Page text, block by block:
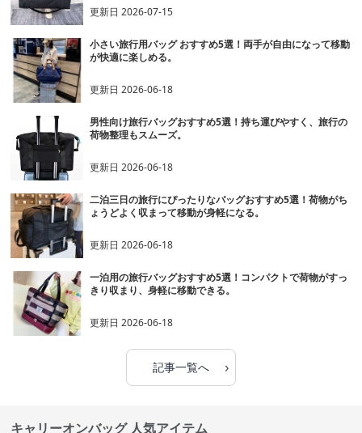
更新日2026-07-15
小さい旅行用バッグ おすすめ5選！両手が自由になって移動
が快適に楽しめる。
更新日2026-06-18
男性向け旅行バッグおすすめ5選！持ち運びやすく、旅行の
荷物整理もスムーズ。
更新日2026-06-18
二泊三日の旅行にぴったりなバッグおすすめ5選！荷物がち
ょうどよく収まって移動が身軽になる。
更新日2026-06-18
一泊用の旅行バッグおすすめ5選！コンパクトで荷物がすっ
きり収まり、身軽に移動できる。
更新日2026-06-18
記事一覧へ ›
キャリーオンバッグ 人気アイテム